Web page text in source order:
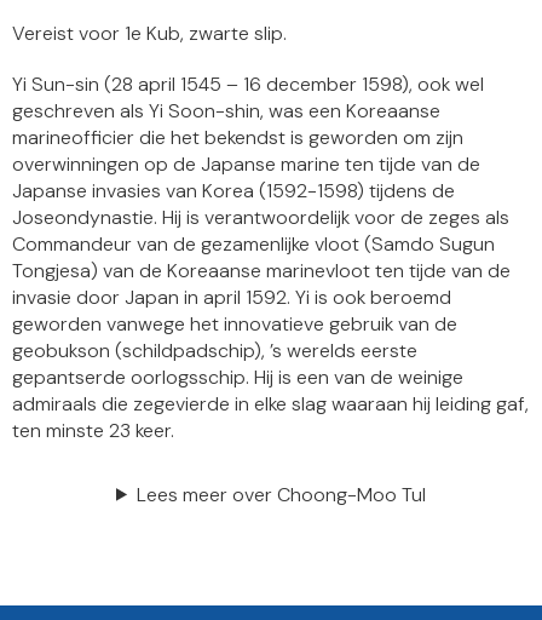
Vereist voor 1e Kub, zwarte slip.
Yi Sun-sin (28 april 1545 – 16 december 1598), ook wel
geschreven als Yi Soon-shin, was een Koreaanse
marineofficier die het bekendst is geworden om zijn
overwinningen op de Japanse marine ten tijde van de
Japanse invasies van Korea (1592-1598) tijdens de
Joseondynastie. Hij is verantwoordelijk voor de zeges als
Commandeur van de gezamenlijke vloot (Samdo Sugun
Tongjesa) van de Koreaanse marinevloot ten tijde van de
invasie door Japan in april 1592. Yi is ook beroemd
geworden vanwege het innovatieve gebruik van de
geobukson (schildpadschip), ’s werelds eerste
gepantserde oorlogsschip. Hij is een van de weinige
admiraals die zegevierde in elke slag waaraan hij leiding gaf,
ten minste 23 keer.
Lees meer over Choong-Moo Tul